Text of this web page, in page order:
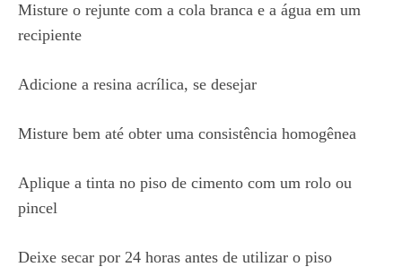
Misture o rejunte com a cola branca e a água em um
recipiente
Adicione a resina acrílica, se desejar
Misture bem até obter uma consistência homogênea
Aplique a tinta no piso de cimento com um rolo ou
pincel
Deixe secar por 24 horas antes de utilizar o piso